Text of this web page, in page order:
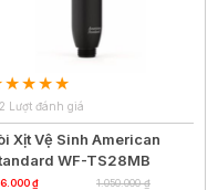
Lượt đánh giá
Xịt Vệ Sinh American
WF-TS28MB
₫ 1.050.000 ₫